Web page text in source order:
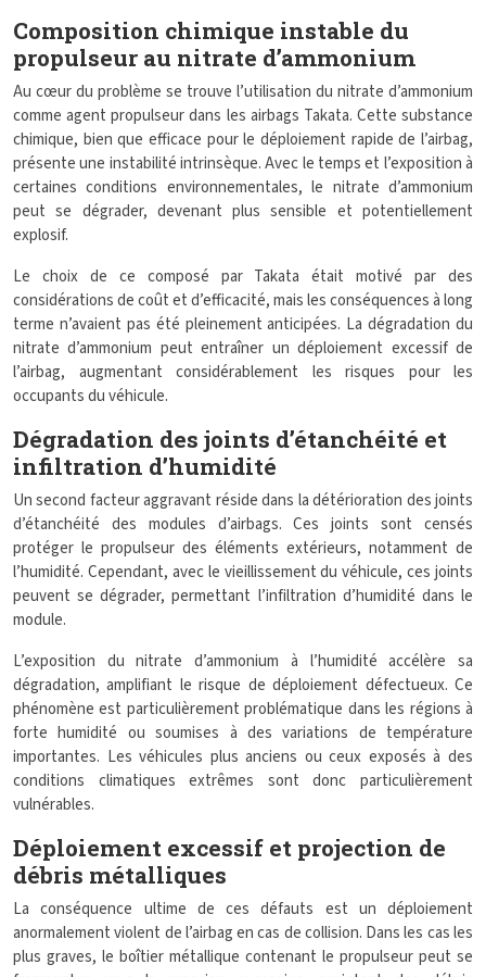
Composition chimique instable du
propulseur au nitrate d’ammonium
Au cœur du problème se trouve l’utilisation du nitrate d’ammonium
comme agent propulseur dans les airbags Takata. Cette substance
chimique, bien que efficace pour le déploiement rapide de l’airbag,
présente une instabilité intrinsèque. Avec le temps et l’exposition à
certaines conditions environnementales, le nitrate d’ammonium
peut se dégrader, devenant plus sensible et potentiellement
explosif.
Le choix de ce composé par Takata était motivé par des
considérations de coût et d’efficacité, mais les conséquences à long
terme n’avaient pas été pleinement anticipées. La dégradation du
nitrate d’ammonium peut entraîner un déploiement excessif de
l’airbag, augmentant considérablement les risques pour les
occupants du véhicule.
Dégradation des joints d’étanchéité et
infiltration d’humidité
Un second facteur aggravant réside dans la détérioration des joints
d’étanchéité des modules d’airbags. Ces joints sont censés
protéger le propulseur des éléments extérieurs, notamment de
l’humidité. Cependant, avec le vieillissement du véhicule, ces joints
peuvent se dégrader, permettant l’infiltration d’humidité dans le
module.
L’exposition du nitrate d’ammonium à l’humidité accélère sa
dégradation, amplifiant le risque de déploiement défectueux. Ce
phénomène est particulièrement problématique dans les régions à
forte humidité ou soumises à des variations de température
importantes. Les véhicules plus anciens ou ceux exposés à des
conditions climatiques extrêmes sont donc particulièrement
vulnérables.
Déploiement excessif et projection de
débris métalliques
La conséquence ultime de ces défauts est un déploiement
anormalement violent de l’airbag en cas de collision. Dans les cas les
plus graves, le boîtier métallique contenant le propulseur peut se